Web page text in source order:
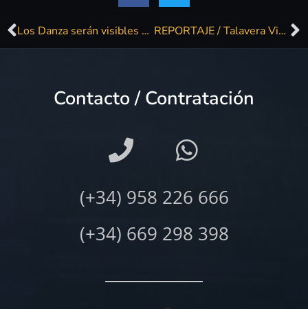
Los Danza serán visibles en un documental REPORTAJE / Talavera Vivirá El Sábado La Amarga Resaca De La Manifestación Del 11-N
Contacto / Contratación
(+34) 958 226 666
(+34) 669 298 398